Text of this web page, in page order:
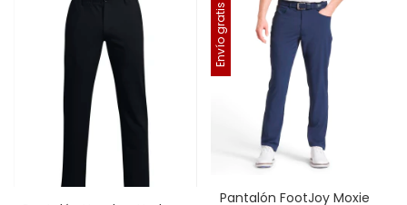
Envío gratis
Pantalón FootJoy Moxie